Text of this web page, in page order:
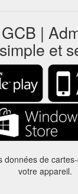
|
et
données de
votre appareil.